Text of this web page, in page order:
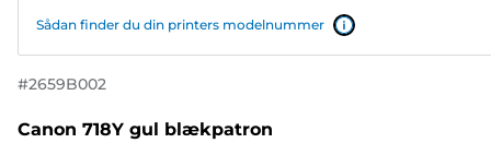
Sådan finder du din printers modelnummer
#2659B002
Canon 718Y gul blækpatron